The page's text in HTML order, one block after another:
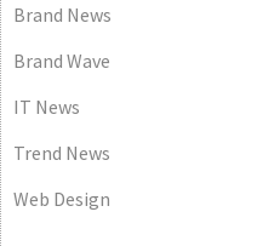
Brand News
Brand Wave
IT News
Trend News
Web Design